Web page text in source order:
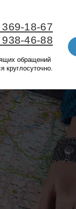
18-67
46-88
обращений
круглосуточно.